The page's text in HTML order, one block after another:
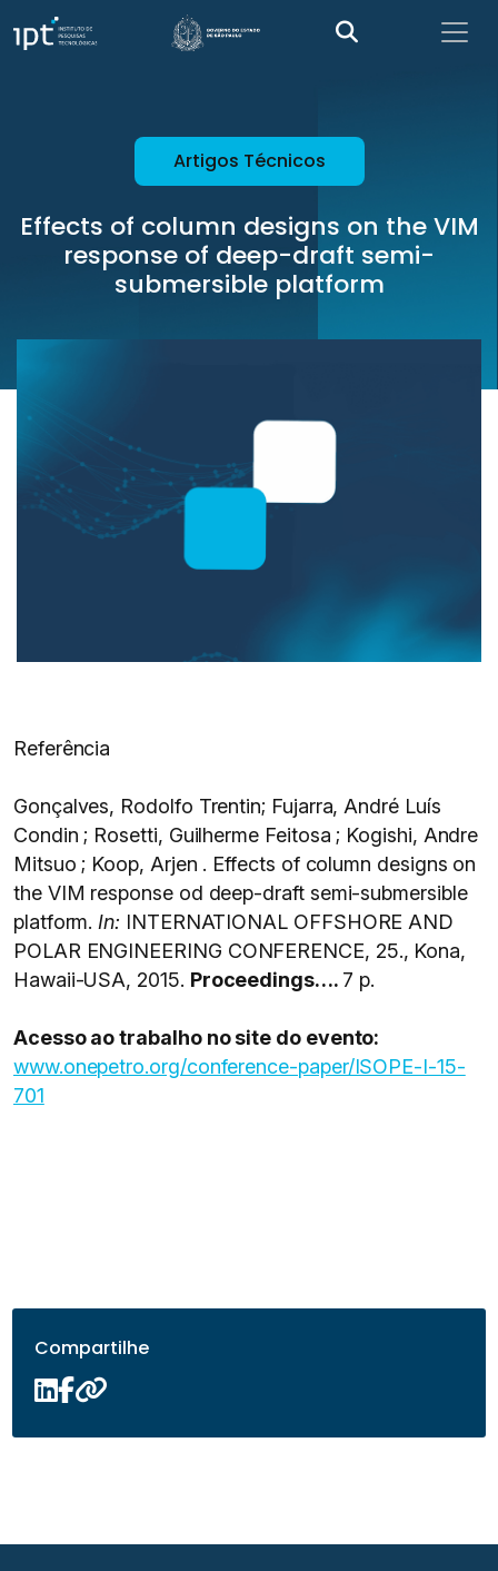
Artigos Técnicos
Effects of column designs on the VIM
response of deep-draft semi-
submersible platform
Referência
Gonçalves, Rodolfo Trentin; Fujarra, André Luís
Condin ; Rosetti, Guilherme Feitosa ; Kogishi, Andre
Mitsuo ; Koop, Arjen . Effects of column designs on
the VIM response od deep-draft semi-submersible
platform. In: INTERNATIONAL OFFSHORE AND
POLAR ENGINEERING CONFERENCE, 25., Kona,
Hawaii-USA, 2015. Proceedings…. 7 p.
Acesso ao trabalho no site do evento:
www.onepetro.org/conference-paper/ISOPE-I-15-
701
Compartilhe